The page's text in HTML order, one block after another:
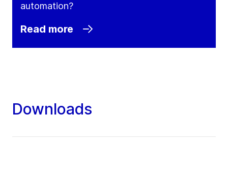
automation?
Read more
Downloads